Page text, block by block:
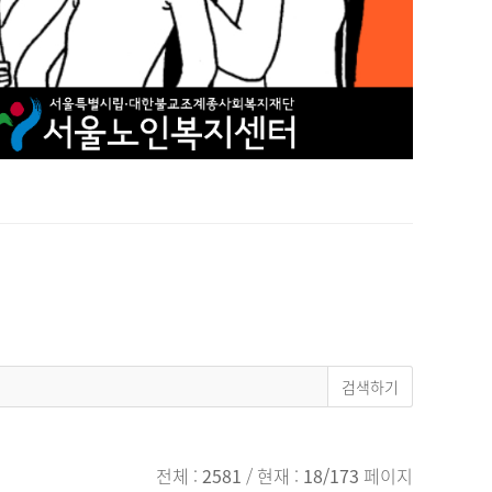
전체 : 2581 / 현재 : 18/173 페이지